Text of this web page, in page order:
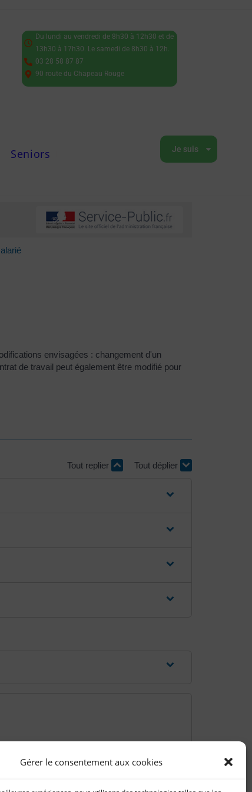
Gérer le consentement aux cookies
Du lundi au vendredi de 8h30 à 12h30 et de
13h30 à 17h30. Le samedi de 8h30 à 12h.
03 28 58 87 87
90 route du Chapeau Rouge
Seniors Je suis
envisagées : changement d'un
de travail peut également être modifié pour
Tout replier Tout déplier